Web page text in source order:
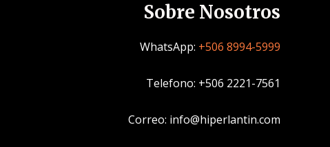
Sobre Nosotros
WhatsApp: +506 8994-5999
Telefono: +506 2221-7561
Correo: info@hiperlantin.com